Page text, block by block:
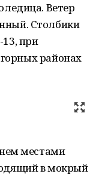
Ветер
Столбики
при
районах
местами
в мокрый